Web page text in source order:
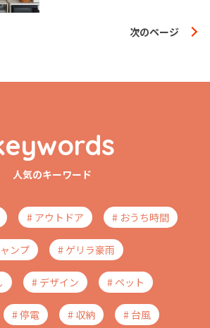
次のページ
人気のキーワード
# アウトドア # おうち時間
ンプ # ゲリラ豪雨
# デザイン # ペット
# 停電 # 収納 # 台風